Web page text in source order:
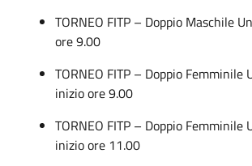
TORNEO FITP – Doppio Maschile
ore 9.00
TORNEO FITP – Doppio Femminile
inizio ore 9.00
TORNEO FITP – Doppio Femminile
inizio ore 11.00